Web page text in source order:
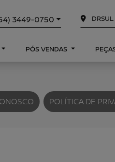
3449-0750
PÓS VENDAS
POLÍTICA DE